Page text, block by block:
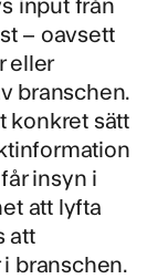
– oavsett
eller
branschen.
konkret sätt
insyn i
att lyfta
att
branschen.